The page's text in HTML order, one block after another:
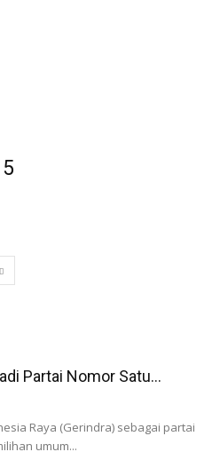
Partai Nomor Satu...
Raya (Gerindra) sebagai partai
umum...